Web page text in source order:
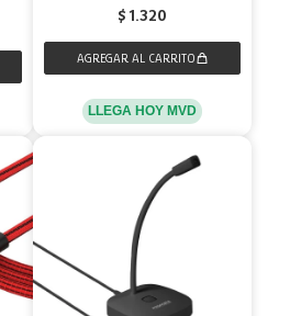
$ 1.320
LLEGA HOY MVD